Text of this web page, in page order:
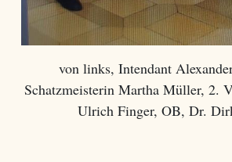
von links, Intendant
Schatzmeisterin Martha Müller, 2.
Ulrich Finger, OB, Dr.